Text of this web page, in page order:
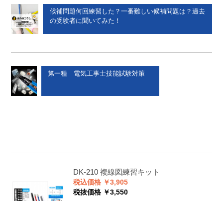
候補問題何回練習した？一番難しい候補問題は？過去
の受験者に聞いてみた！
第一種 電気工事士技能試験対策
DK-210 複線図練習キット
税込価格 ￥3,905
税抜価格 ￥3,550